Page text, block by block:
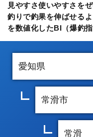
見やすさ使いやすさを
釣りで釣果を伸ばせる
を数値化したBI（爆釣